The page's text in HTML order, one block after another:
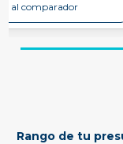
al comparador
Rango de tu